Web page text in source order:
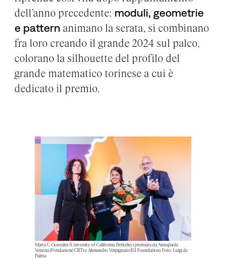
dell’anno precedente: moduli, geometrie
e pattern animano la serata, si combinano
fra loro creando il grande 2024 sul palco,
colorano la silhouette del profilo del
grande matematico torinese a cui è
dedicato il premio.
Marta C. González (University of California, Berkeley) premiata da Annapaola
Venezia (Fondazione CRT) e Alessandro Vespignani (ISI Foundation). Foto: Luigi de
Palma